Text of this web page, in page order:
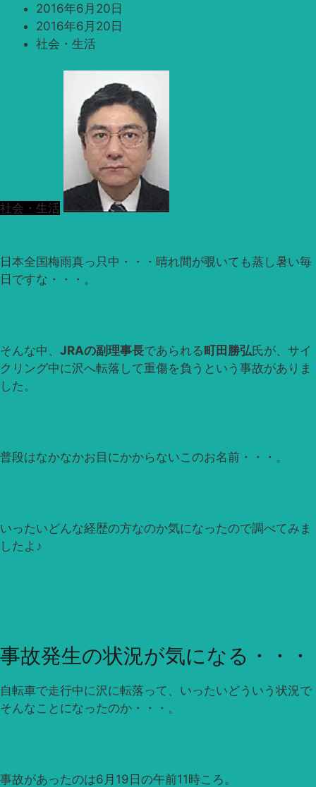
2016年6月20日
2016年6月20日
社会・生活
社会・生活
日本全国梅雨真っ只中・・・晴れ間が覗いても蒸し暑い毎
日ですな・・・。
そんな中、 JRAの副理事長であられる町田勝弘氏が、サイ
クリング中に沢へ転落して重傷を負うという事故がありま
した。
普段はなかなかお目にかからないこのお名前・・・。
いったいどんな経歴の方なのか気になったので調べてみま
したよ♪
事故発生の状況が気になる・・・
自転車で走行中に沢に転落って、いったいどういう状況で
そんなことになったのか・・・。
事故があったのは6月19日の午前11時ころ。